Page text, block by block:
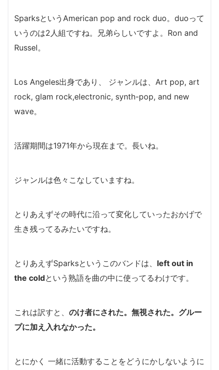
SparksというAmerican pop and rock duo。duoって
いうのは2人組ですね。兄弟らしいですよ。Ron and
Russel。
Los Angeles出身であり、 ジャンルは、Art pop, art
rock, glam rock,electronic, synth-pop, and new
wave。
活躍期間は1971年から現在まで。長いね。
ジャンルは色々こなしていますね。
とりあえずその時代に沿って変化していったおかげで
生き残ってるみたいですね。
とりあえずSparksというこのバンドは、 left out in
the coldという熟語を曲の中に使ってるわけです。
これは訳すと、 のけ者にされた。無視された。グルー
プに加え入れなかった。
とにかく 一緒に活動することをどうにかしないように